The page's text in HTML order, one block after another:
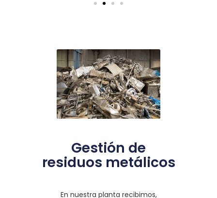
Gestión de
residuos metálicos
En nuestra planta recibimos,